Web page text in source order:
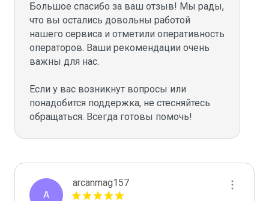
Большое спасибо за ваш отзыв! Мы рады,
что вы остались довольны работой
нашего сервиса и отметили оперативность
операторов. Ваши рекомендации очень
важны для нас.
Если у вас возникнут вопросы или
понадобится поддержка, не стесняйтесь
A
arcanmag157